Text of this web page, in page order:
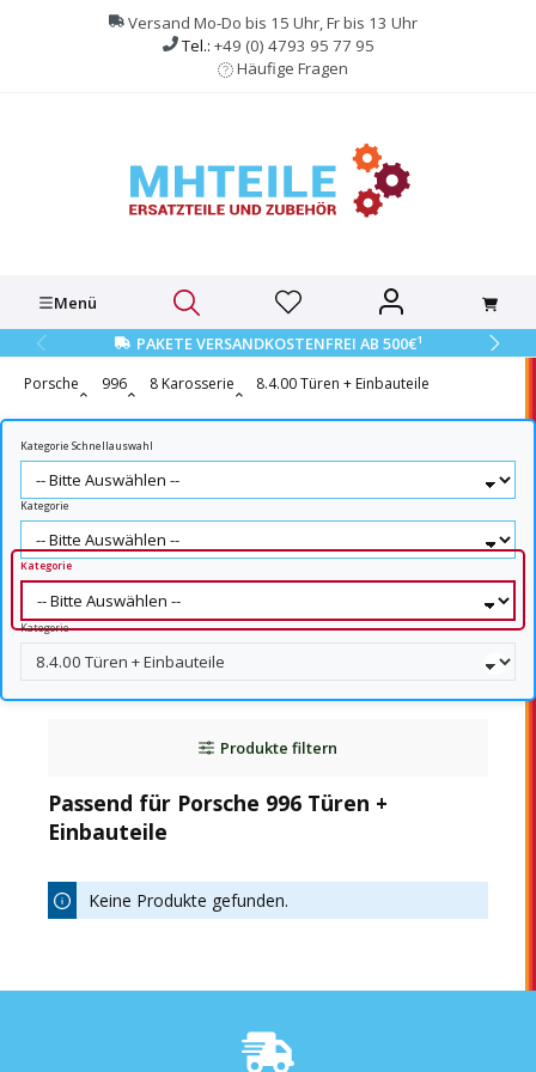
springen
Versand Mo-Do bis 15 Uhr, Fr bis 13 Uhr
Tel.: +49 (0) 4793 95 77 95
Häufige Fragen
Menü
PAKETE VERSANDKOSTENFREI AB 500€1
Porsche 996 8 Karosserie 8.4.00 Türen + Einbauteile
Kategorie Schnellauswahl
Kategorie
Kategorie
Kategorie
Produkte filtern
Passend für Porsche 996 Türen +
Einbauteile
Keine Produkte gefunden.